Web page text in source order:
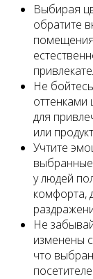
Выбирая
обратите
Не
оттенками
для
или
Учтите
у людей
комфорта,
Не
изменены
что